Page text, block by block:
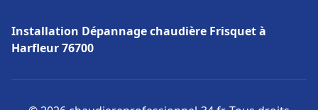
Installation Dépannage chaudière Frisquet à
Harfleur 76700